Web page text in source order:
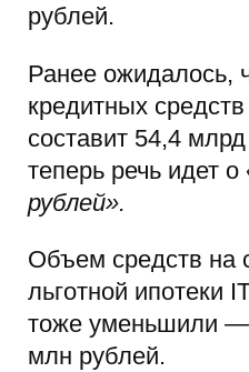
рублей.
Ранее ожидалось,
кредитных
составит 54,4
теперь речь идет о
рублей».
Объем средств на
льготной ипотеки
тоже уменьшили
млн рублей.